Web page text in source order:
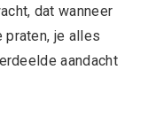
dat wanneer
je alles
aandacht